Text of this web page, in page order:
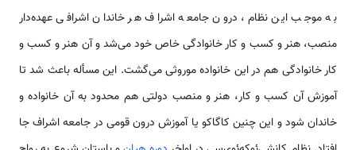
به موجب این نظام، درون جامعه اشراف هر خاندان اشرافی عهده‌دار
منصب، هنر و کسب و کار خانوادگی خاص خود می‌شد و آن هنر و کسب و
کار خانوادگی هم در این خانواده موروثی می‌گشت. این مسأله باعث شد تا
آموزش آن کسب و کار، هنر و منصب دولتی هم محدود به آن خانواده و
خاندان شود و این چنین کاگاکو یا آموزش درون قومی در جامعه اشراف جا